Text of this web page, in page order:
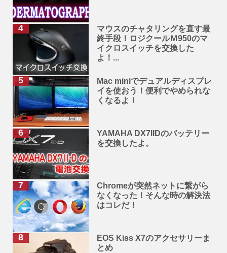
マウスのチャタリングを直す最
終手段！ロジクールＭ950のマ
イクロスイッチを交換した
よ！...
Mac miniでデュアルディスプレ
イを使おう！便利でやめられな
くなるよ！
YAMAHA DX7IIDのバッテリー
を交換したよ。
Chromeが突然ネットに繋がら
なくなった！そんな時の解決法
はコレだ！
EOS Kiss X7のアクセサリーま
とめ